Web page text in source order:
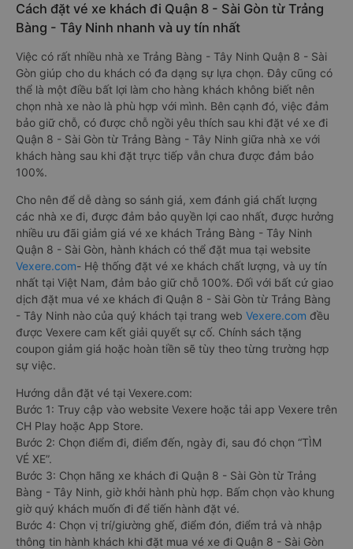
Cách đặt vé xe khách đi Quận 8 - Sài Gòn từ Trảng
Bàng - Tây Ninh nhanh và uy tín nhất
Việc có rất nhiều nhà xe Trảng Bàng - Tây Ninh Quận 8 - Sài
Gòn giúp cho du khách có đa dạng sự lựa chọn. Đây cũng có
thể là một điều bất lợi làm cho hàng khách không biết nên
chọn nhà xe nào là phù hợp với mình. Bên cạnh đó, việc đảm
bảo giữ chỗ, có được chỗ ngồi yêu thích sau khi đặt vé xe đi
Quận 8 - Sài Gòn từ Trảng Bàng - Tây Ninh giữa nhà xe với
khách hàng sau khi đặt trực tiếp vẫn chưa được đảm bảo
100%.
Cho nên để dễ dàng so sánh giá, xem đánh giá chất lượng
các nhà xe đi, được đảm bảo quyền lợi cao nhất, được hưởng
nhiều ưu đãi giảm giá vé xe khách Trảng Bàng - Tây Ninh
Quận 8 - Sài Gòn, hành khách có thể đặt mua tại website
Vexere.com- Hệ thống đặt vé xe khách chất lượng, và uy tín
nhất tại Việt Nam, đảm bảo giữ chỗ 100%. Đối với bất cứ giao
dịch đặt mua vé xe khách đi Quận 8 - Sài Gòn từ Trảng Bàng
- Tây Ninh nào của quý khách tại trang web Vexere.com đều
được Vexere cam kết giải quyết sự cố. Chính sách tặng
coupon giảm giá hoặc hoàn tiền sẽ tùy theo từng trường hợp
sự việc.
Hướng dẫn đặt vé tại Vexere.com:
Bước 1: Truy cập vào website Vexere hoặc tải app Vexere trên
CH Play hoặc App Store.
Bước 2: Chọn điểm đi, điểm đến, ngày đi, sau đó chọn “TÌM
VÉ XE”.
Bước 3: Chọn hãng xe khách đi Quận 8 - Sài Gòn từ Trảng
Bàng - Tây Ninh, giờ khởi hành phù hợp. Bấm chọn vào khung
giờ quý khách muốn đi để tiến hành đặt vé.
Bước 4: Chọn vị trí/giường ghế, điểm đón, điểm trả và nhập
thông tin hành khách khi đặt mua vé xe đi Quận 8 - Sài Gòn